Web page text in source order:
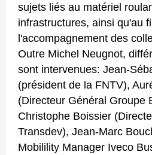
sujets liés au matériel
infrastructures, ainsi qu'au
l'accompagnement des
Outre Michel Neugnot,
sont intervenues: Jean-
(président de la FNTV),
(Directeur Général Groupe
Christophe Boissier
Transdev), Jean-Marc
Mobilility Manager Iveco